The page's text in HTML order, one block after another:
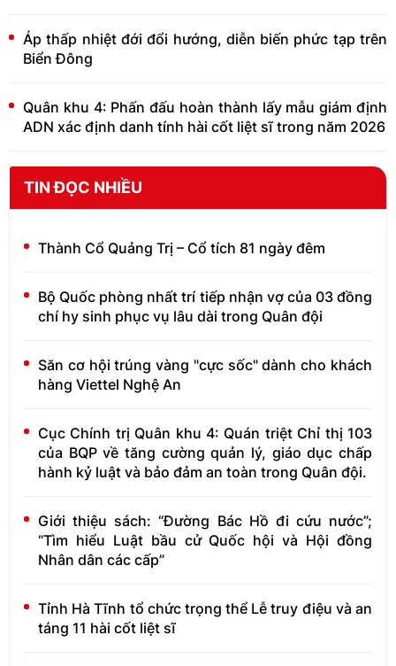
Áp thấp nhiệt đới đổi hướng, diễn biến phức tạp trên
Biển Đông
Quân khu 4: Phấn đấu hoàn thành lấy mẫu giám định
ADN xác định danh tính hài cốt liệt sĩ trong năm 2026
TIN ĐỌC NHIỀU
Thành Cổ Quảng Trị – Cổ tích 81 ngày đêm
Bộ Quốc phòng nhất trí tiếp nhận vợ của 03 đồng
chí hy sinh phục vụ lâu dài trong Quân đội
Săn cơ hội trúng vàng "cực sốc" dành cho khách
hàng Viettel Nghệ An
Cục Chính trị Quân khu 4: Quán triệt Chỉ thị 103
của BQP về tăng cường quản lý, giáo dục chấp
hành kỷ luật và bảo đảm an toàn trong Quân đội.
Giới thiệu sách: “Đường Bác Hồ đi cứu nước”;
“Tìm hiểu Luật bầu cử Quốc hội và Hội đồng
Nhân dân các cấp”
Tỉnh Hà Tĩnh tổ chức trọng thể Lễ truy điệu và an
táng 11 hài cốt liệt sĩ